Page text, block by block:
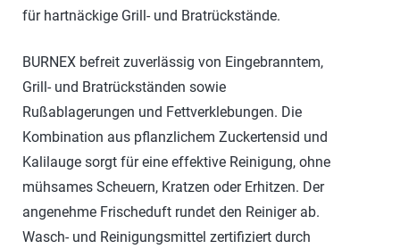
für hartnäckige Grill- und Bratrückstände.
BURNEX befreit zuverlässig von Eingebranntem,
Grill- und Bratrückständen sowie
Rußablagerungen und Fettverklebungen. Die
Kombination aus pflanzlichem Zuckertensid und
Kalilauge sorgt für eine effektive Reinigung, ohne
mühsames Scheuern, Kratzen oder Erhitzen. Der
angenehme Frischeduft rundet den Reiniger ab.
Wasch- und Reinigungsmittel zertifiziert durch